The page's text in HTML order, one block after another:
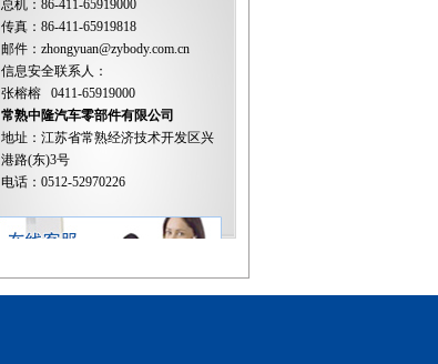
总机：86-411-65919000
传真：86-411-65919818
邮件： zhongyuan@zybody.com.cn
信息安全联系人：
张榕榕 0411-65919000
常熟中隆汽车零部件有限公司
地址：江苏省常熟经济技术开发区兴
港路(东)3号
电话：0512-52970226